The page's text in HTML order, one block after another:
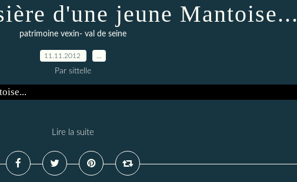
d'une jeune Mantoise...
patrimoine vexin- val de seine
11.11.2012
Par sittelle
Lire la suite